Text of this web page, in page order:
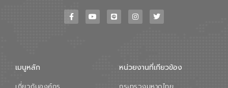
เมนูหลัก
เกี่ยวกับองค์กร
หน่วยงานที่เกียวข้อง
กระทรวงมหาดไทย